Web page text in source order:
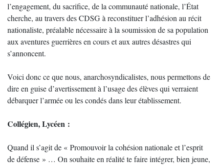
l’engagement, du sacrifice, de la communauté nationale, l’État
cherche, au travers des CDSG à reconstituer l’adhésion au récit
nationaliste, préalable nécessaire à la soumission de sa population
aux aventures guerrières en cours et aux autres désastres qui
s’annoncent.
Voici donc ce que nous, anarchosyndicalistes, nous permettons de
dire en guise d’avertissement à l’usage des élèves qui verraient
débarquer l’armée ou les condés dans leur établissement.
Collégien, Lycéen :
Quand il s’agit de « Promouvoir la cohésion nationale et l’esprit
de défense » … On souhaite en réalité te faire intégrer, bien jeune,